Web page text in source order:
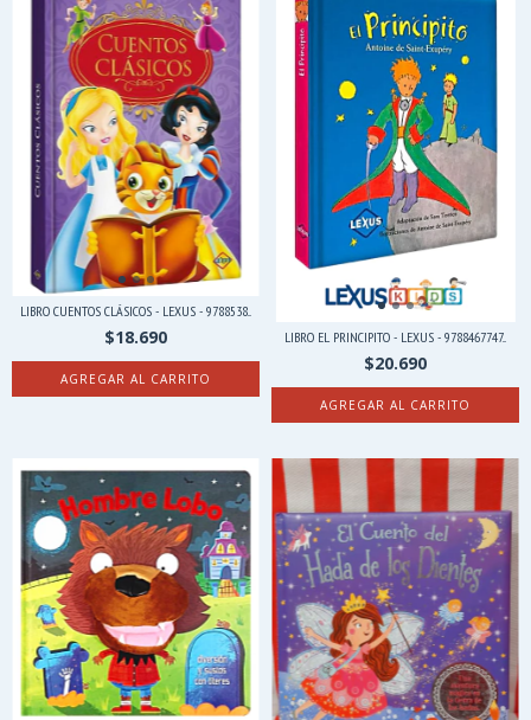
LIBRO CUENTOS CLÁSICOS - LEXUS - 9788538...
$18.690 LIBRO EL PRINCIPITO - LEXUS - 9788467747...
$20.690